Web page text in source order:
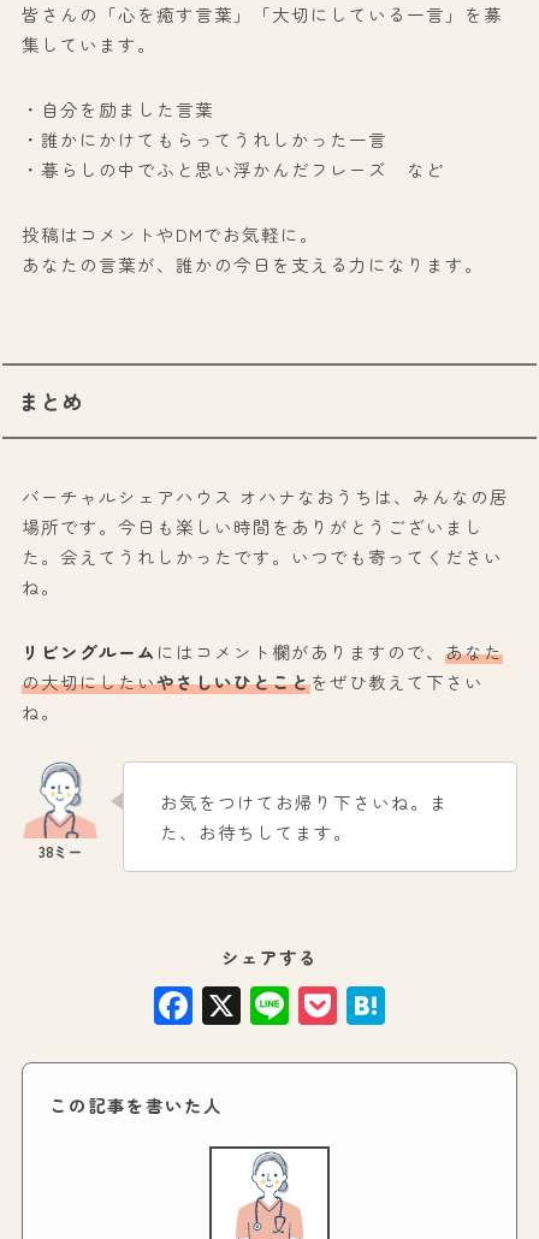
皆さんの「心を癒す言葉」「大切にしている一言」を募
集しています。
・自分を励ました言葉
・誰かにかけてもらってうれしかった一言
・暮らしの中でふと思い浮かんだフレーズ など
投稿はコメントやDMでお気軽に。
あなたの言葉が、誰かの今日を支える力になります。
まとめ
バーチャルシェアハウス オハナなおうちは、みんなの居
場所です。今日も楽しい時間をありがとうございまし
た。会えてうれしかったです。いつでも寄ってください
ね。
リビングルーム にはコメント欄がありますので、 あなた
の大切にしたいやさしいひとことをぜひ教えて下さい
ね。
お気をつけてお帰り下さいね。ま
た、お待ちしてます。
シェアする
Facebook
X LinePocket
この記事を書いた人